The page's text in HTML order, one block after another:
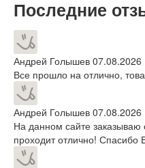
Последние
Андрей Голышев 07.08.2026
Все прошло на отлично,
Андрей Голышев 07.08.2026
На данном сайте заказываю
проходит отлично! Спасибо